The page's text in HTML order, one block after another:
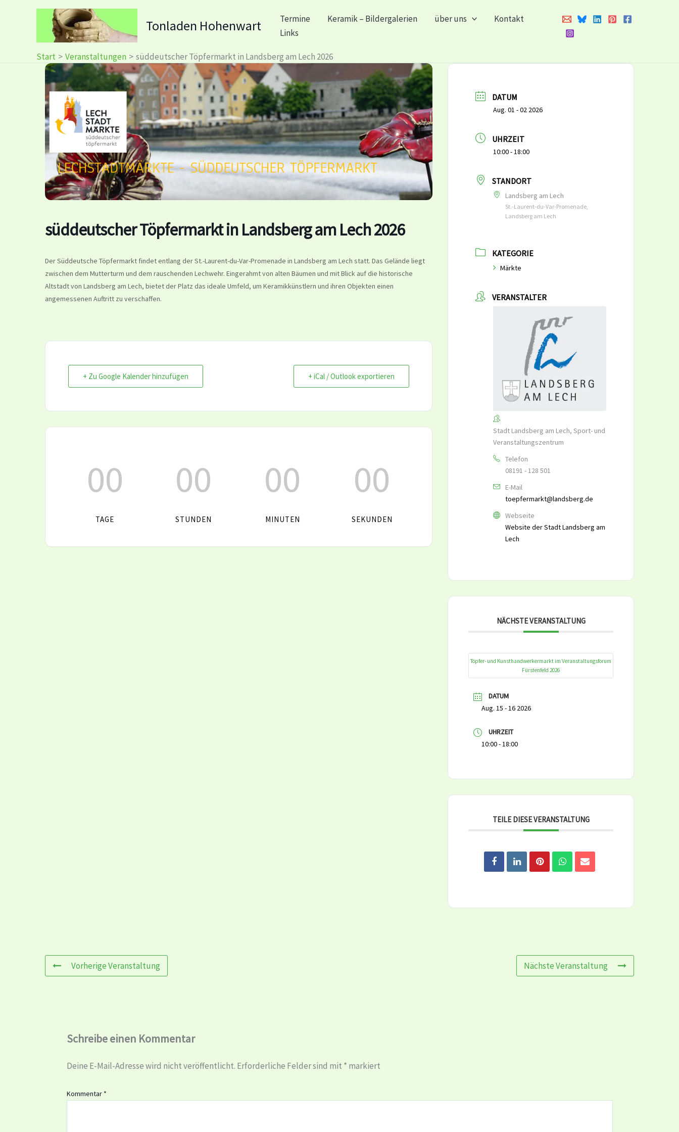
Tonladen Hohenwart Termine Keramik – Bildergalerien über uns
Kontakt
Links
Start Veranstaltungen süddeutscher Töpfermarkt in Landsberg am Lech 2026
süddeutscher Töpfermarkt in Landsberg am Lech 2026
Der Süddeutsche Töpfermarkt findet entlang der St.-Laurent-du-Var-Promenade in Landsberg am Lech statt. Das Gelände liegt
zwischen dem Mutterturm und dem rauschenden Lechwehr. Eingerahmt von alten Bäumen und mit Blick auf die historische
Altstadt von Landsberg am Lech, bietet der Platz das ideale Umfeld, um Keramikkünstlern und ihren Objekten einen
angemessenen Auftritt zu verschaffen.
+ Zu Google Kalender hinzufügen + iCal / Outlook exportieren
00
TAGE
00
STUNDEN
00
MINUTEN
00
SEKUNDEN
DATUM
Aug. 01 - 02 2026
UHRZEIT
10:00 - 18:00
STANDORT
Landsberg am Lech
St.-Laurent-du-Var-Promenade,
Landsberg am Lech
KATEGORIE
Märkte
VERANSTALTER
Stadt Landsberg am Lech, Sport- und
Veranstaltungszentrum
Telefon
08191 - 128 501
E-Mail
toepfermarkt@landsberg.de
Webseite
Website der Stadt Landsberg am
Lech
NÄCHSTE VERANSTALTUNG
Töpfer- und Kunsthandwerkermarkt im Veranstaltungsforum
Fürstenfeld 2026
DATUM
Aug. 15 - 16 2026
UHRZEIT
10:00 - 18:00
TEILE DIESE VERANSTALTUNG
Vorherige Veranstaltung Nächste Veranstaltung
Schreibe einen Kommentar
Deine E-Mail-Adresse wird nicht veröffentlicht. Erforderliche Felder sind mit * markiert
Kommentar *